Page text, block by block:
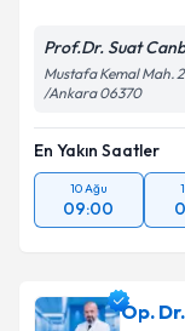
Prof.Dr. Suat
Mustafa Kemal Mah.
/Ankara 06370
En Yakın Saatler
10 Ağu
09:00
Op.